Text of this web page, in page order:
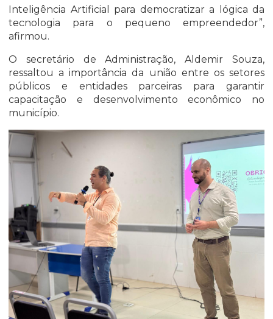
Inteligência Artificial para democratizar a lógica da
tecnologia para o pequeno empreendedor”,
afirmou.
O secretário de Administração, Aldemir Souza,
ressaltou a importância da união entre os setores
públicos e entidades parceiras para garantir
capacitação e desenvolvimento econômico no
município.